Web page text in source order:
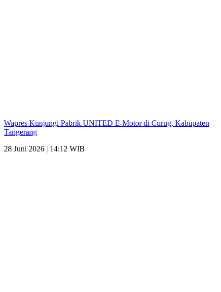
Wapres Kunjungi Pabrik UNITED E-Motor di Curug, Kabupaten
Tangerang
28 Juni 2026 | 14:12 WIB